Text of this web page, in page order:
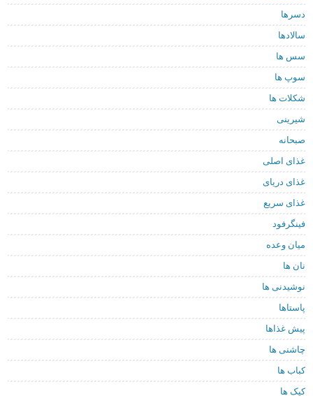
دسرها
سالادها
سس ها
سوپ ها
شکلات ها
شیرینی
صبحانه
غذای اصلی
غذای دریای
غذای سریع
فینگرفود
میان وعده
نان ها
نوشیدنی ها
پاستاها
پیش غذاها
چاشنی ها
کباب ها
کیک ها